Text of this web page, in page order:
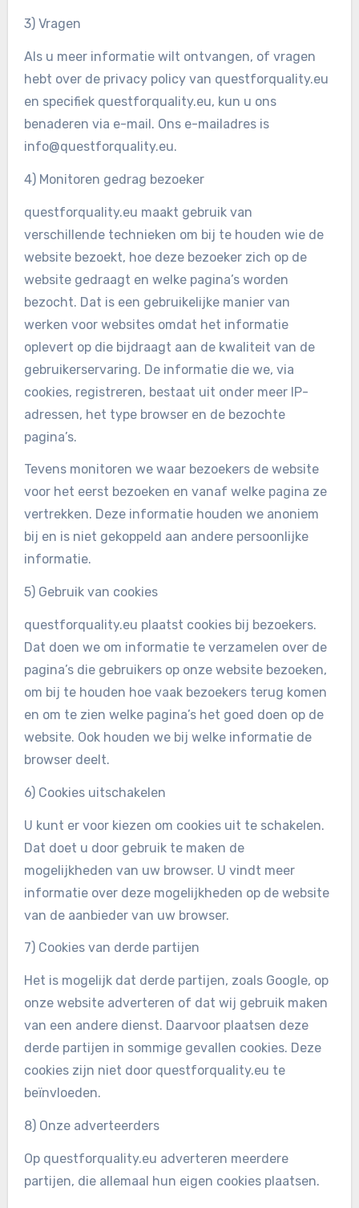
3) Vragen
Als u meer informatie wilt ontvangen, of vragen
hebt over de privacy policy van questforquality.eu
en specifiek questforquality.eu, kun u ons
benaderen via e-mail. Ons e-mailadres is
info@questforquality.eu.
4) Monitoren gedrag bezoeker
questforquality.eu maakt gebruik van
verschillende technieken om bij te houden wie de
website bezoekt, hoe deze bezoeker zich op de
website gedraagt en welke pagina’s worden
bezocht. Dat is een gebruikelijke manier van
werken voor websites omdat het informatie
oplevert op die bijdraagt aan de kwaliteit van de
gebruikerservaring. De informatie die we, via
cookies, registreren, bestaat uit onder meer IP-
adressen, het type browser en de bezochte
pagina’s.
Tevens monitoren we waar bezoekers de website
voor het eerst bezoeken en vanaf welke pagina ze
vertrekken. Deze informatie houden we anoniem
bij en is niet gekoppeld aan andere persoonlijke
informatie.
5) Gebruik van cookies
questforquality.eu plaatst cookies bij bezoekers.
Dat doen we om informatie te verzamelen over de
pagina’s die gebruikers op onze website bezoeken,
om bij te houden hoe vaak bezoekers terug komen
en om te zien welke pagina’s het goed doen op de
website. Ook houden we bij welke informatie de
browser deelt.
6) Cookies uitschakelen
U kunt er voor kiezen om cookies uit te schakelen.
Dat doet u door gebruik te maken de
mogelijkheden van uw browser. U vindt meer
informatie over deze mogelijkheden op de website
van de aanbieder van uw browser.
7) Cookies van derde partijen
Het is mogelijk dat derde partijen, zoals Google, op
onze website adverteren of dat wij gebruik maken
van een andere dienst. Daarvoor plaatsen deze
derde partijen in sommige gevallen cookies. Deze
cookies zijn niet door questforquality.eu te
beïnvloeden.
8) Onze adverteerders
Op questforquality.eu adverteren meerdere
partijen, die allemaal hun eigen cookies plaatsen.